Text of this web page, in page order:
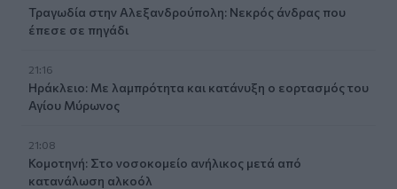
Τραγωδία στην Αλεξανδρούπολη: Νεκρός άνδρας που
έπεσε σε πηγάδι
21:16
Ηράκλειο: Με λαμπρότητα και κατάνυξη ο εορτασμός του
Αγίου Μύρωνος
21:08
Κομοτηνή: Στο νοσοκομείο ανήλικος μετά από
κατανάλωση αλκοόλ